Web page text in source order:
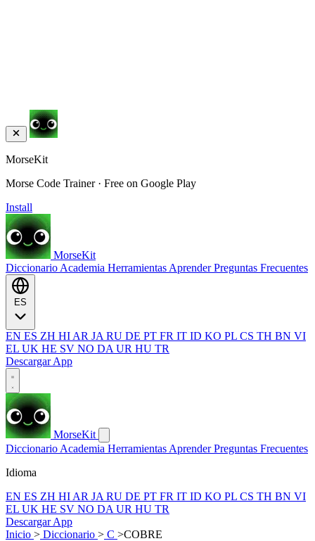
MorseKit
Morse Code Trainer · Free on Google Play
Install
MorseKit
Diccionario Academia Herramientas AprenderPreguntas Frecuentes
EN ES ZH HI AR JA RU DE PT FR IT ID KO PL CS TH BN VI
EL UK HE SV NO DA UR HU TR
Descargar App
MorseKit
Diccionario Academia Herramientas AprenderPreguntas Frecuentes
Idioma
EN ES ZH HI AR JA RU DE PT FR IT ID KO PL CS TH BN VI
EL UK HE SV NO DA UR HU TR
Descargar App
Inicio > Diccionario > C >COBRE